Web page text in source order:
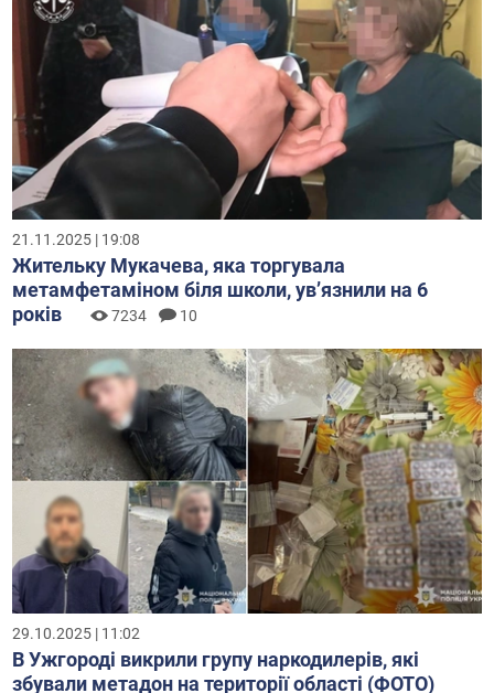
21.11.2025 | 19:08
Жительку Мукачева, яка торгувала
метамфетаміном біля школи, увʼязнили на 6
років
7234 10
29.10.2025 | 11:02
В Ужгороді викрили групу наркодилерів, які
збували метадон на території області (ФОТО)